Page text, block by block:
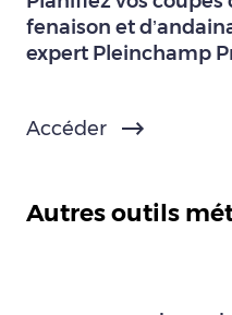
fenaison et
expert Pleinchamp
Accéder
Autres outils